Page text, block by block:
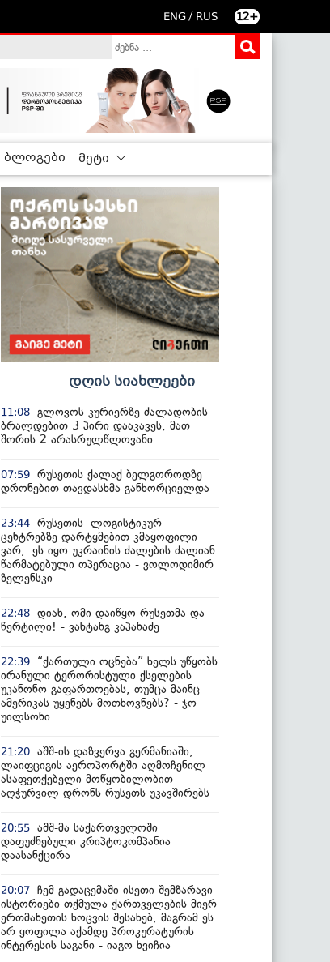
ENG / RUS 12+
ბლოგები მეტი
დღის სიახლეები
11:08 გლოვოს კურიერზე ძალადობის
ბრალდებით 3 პირი დააკავეს, მათ
შორის 2 არასრულწლოვანი
07:59 რუსეთის ქალაქ ბელგოროდზე
დრონებით თავდასხმა განხორციელდა
23:44 რუსეთის ლოგისტიკურ
ცენტრებზე დარტყმებით კმაყოფილი
ვარ, ეს იყო უკრაინის ძალების ძალიან
წარმატებული ოპერაცია - ვოლოდიმირ
ზელენსკი
22:48 დიახ, ომი დაიწყო რუსეთმა და
წერტილი! - ვახტანგ კაპანაძე
22:39
“ქართული ოცნება” ხელს უწყობს
ირანული ტერორისტული ქსელების
უკანონო გაფართოებას, თუმცა მაინც
ამერიკას უყენებს მოთხოვნებს? - ჯო
უილსონი
21:20 აშშ-ის დაზვერვა გერმანიაში,
ლაიფციგის აეროპორტში აღმოჩენილ
ასაფეთქებელი მოწყობილობით
აღჭურვილ დრონს რუსეთს უკავშირებს
20:55 აშშ-მა საქართველოში
დაფუძნებული კრიპტოკომპანია
დაასანქცირა
20:07 ჩემ გადაცემაში ისეთი შემზარავი
ისტორიები თქმულა ქართველების მიერ
ერთმანეთის ხოცვის შესახებ, მაგრამ ეს
არ ყოფილა აქამდე პროკურატურის
ინტერესის საგანი - იაგო ხვიჩია